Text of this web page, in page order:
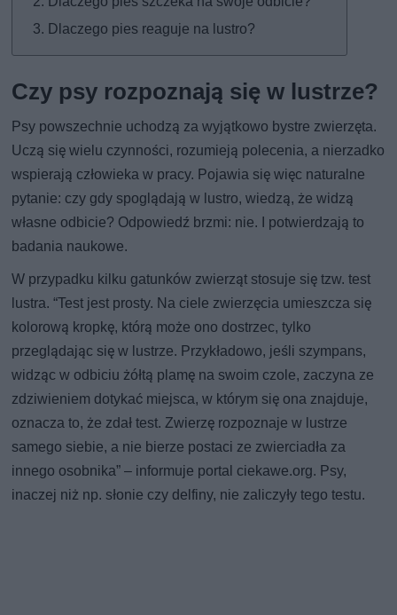
Dlaczego pies reaguje na lustro?
Czy psy rozpoznają się w lustrze?
Psy powszechnie uchodzą za wyjątkowo bystre zwierzęta.
Uczą się wielu czynności, rozumieją polecenia, a nierzadko
wspierają człowieka w pracy. Pojawia się więc naturalne
pytanie: czy gdy spoglądają w lustro, wiedzą, że widzą
własne odbicie? Odpowiedź brzmi: nie. I potwierdzają to
badania naukowe.
W przypadku kilku gatunków zwierząt stosuje się tzw. test
lustra. “Test jest prosty. Na ciele zwierzęcia umieszcza się
kolorową kropkę, którą może ono dostrzec, tylko
przeglądając się w lustrze. Przykładowo, jeśli szympans,
widząc w odbiciu żółtą plamę na swoim czole, zaczyna ze
zdziwieniem dotykać miejsca, w którym się ona znajduje,
oznacza to, że zdał test. Zwierzę rozpoznaje w lustrze
samego siebie, a nie bierze postaci ze zwierciadła za
innego osobnika” – informuje portal ciekawe.org. Psy,
inaczej niż np. słonie czy delfiny, nie zaliczyły tego testu.